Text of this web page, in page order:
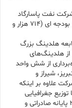
نفت پاسارگاد
در 6 ماهه نخست سال 1403 نسبت به رقم مصوب بودجه ای (714 هزار و
هلدینگ بزرگ
از هلدینگ‌های
اداره و بهره‌برداری از شش واحد
شیراز و
علاوه بر اینکه
توزیع جغرافیایی
مناسب و استراتژیک شش کارخانه به ویژه داشتن 2 پایانه صادراتی و